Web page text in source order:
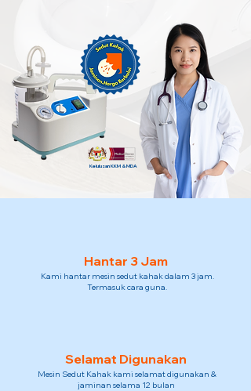
Kelulusan KKM & MDA
Hantar 3 Jam
Kami hantar mesin sedut kahak dalam 3 jam.
Termasuk cara guna.
Selamat Digunakan
Mesin Sedut Kahak kami selamat digunakan &
jaminan selama 12 bulan